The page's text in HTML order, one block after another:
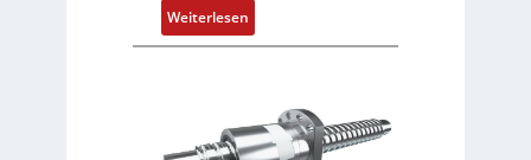
t
s
Weiterlesen:
D
g